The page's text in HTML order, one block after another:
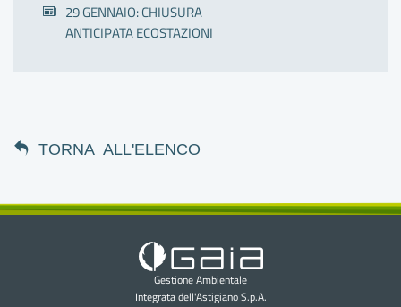
29 GENNAIO: CHIUSURA
ANTICIPATA ECOSTAZIONI
TORNA ALL'ELENCO
Gestione Ambientale
Integrata dell'Astigiano S.p.A.